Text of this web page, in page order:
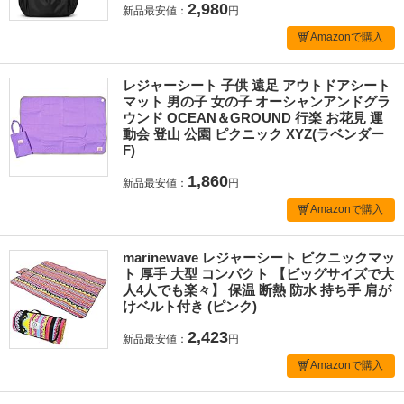
新品最安値： 2,980円
Amazonで購入
レジャーシート 子供 遠足 アウトドアシート
マット 男の子 女の子 オーシャンアンドグラ
ウンド OCEAN＆GROUND 行楽 お花見 運
動会 登山 公園 ピクニック XYZ(ラベンダー
F)
新品最安値： 1,860円
Amazonで購入
marinewave レジャーシート ピクニックマッ
ト 厚手 大型 コンパクト 【ビッグサイズで大
人4人でも楽々】 保温 断熱 防水 持ち手 肩が
けベルト付き (ピンク)
新品最安値： 2,423円
Amazonで購入